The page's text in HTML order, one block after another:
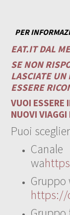
PER
EAT.ITDAL
SE NON
LASCIATE UN
ESSERE
VUOI ESSERE
NUOVI VIAGGI
Puoi
Canale
wa
Gruppo
https://